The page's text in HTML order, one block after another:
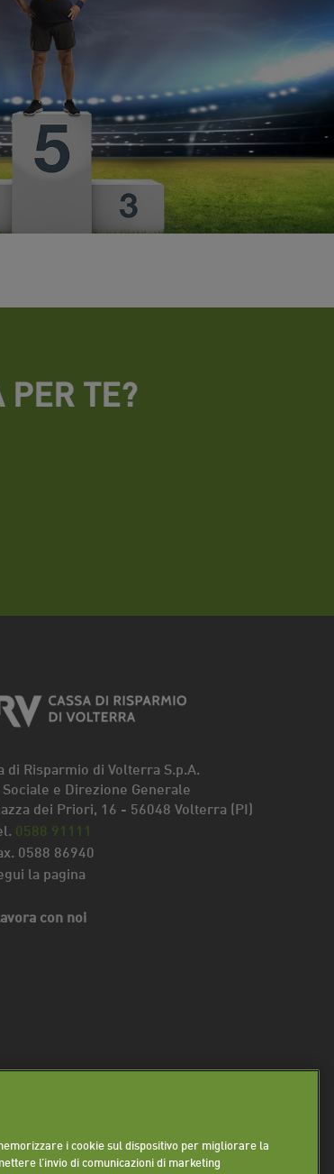
PER TE?
di Risparmio di Volterra S.p.A.
Sociale e Direzione Generale
dei Priori, 16 - 56048 Volterra (PI)
0588 91111
0588 86940
la pagina
con noi
i cookie sul dispositivo per migliorare la
l’invio di comunicazioni di marketing